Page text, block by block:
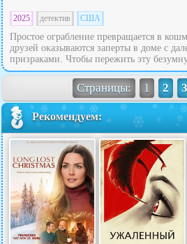
2025 детектив США
Простое ограбление превращается в
друзей оказываются заперты в доме с
призраками. Чтобы пережить эту
Страницы: 1 2 3
Рекомендуем: